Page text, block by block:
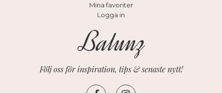
Mina favoriter
Logga in
Följ oss för inspiration, tips & senaste nytt!